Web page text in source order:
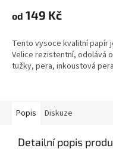
od 149 Kč
Tento vysoce kvalitní papír
Velice rezistentní, odolává
tužky, pera, inkoustová
Popis Diskuze
Detailní popis